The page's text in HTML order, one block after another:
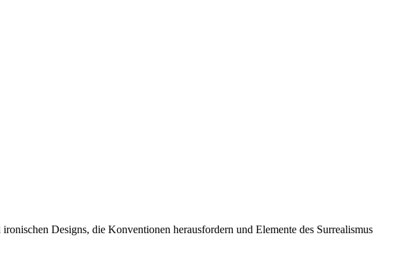
Designs, die Konventionen herausfordern und Elemente des Surrealismus